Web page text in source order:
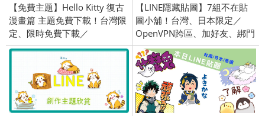
【免費主題】Hello Kitty 復古
漫畫篇 主題免費下載！台灣限
定、限時免費下載／
2019/12/13
【LINE隱藏貼圖】7組不在貼
圖小舖！台灣、日本限定／
OpenVPN跨區、加好友、綁門
號／2024/02/29